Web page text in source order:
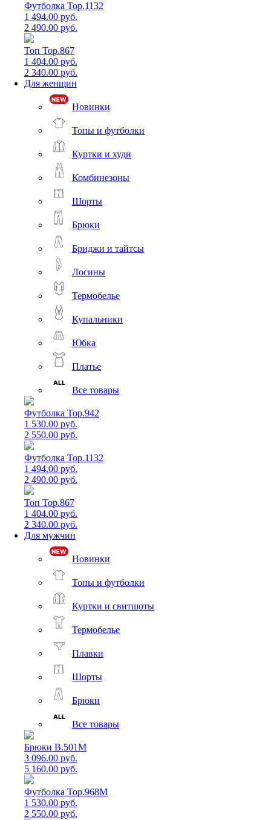
Футболка Top.1132
1 494.00 руб.
2 490.00 руб.
Топ Top.867
1 404.00 руб.
2 340.00 руб.
Для женщин
Новинки
Топы и футболки
Куртки и худи
Комбинезоны
Шорты
Брюки
Бриджи и тайтсы
Лосины
Термобелье
Купальники
Юбка
Платье
Все товары
Футболка Top.942
1 530.00 руб.
2 550.00 руб.
Футболка Top.1132
1 494.00 руб.
2 490.00 руб.
Топ Top.867
1 404.00 руб.
2 340.00 руб.
Для мужчин
Новинки
Топы и футболки
Куртки и свитшоты
Термобелье
Плавки
Шорты
Брюки
Все товары
Брюки B.501M
3 096.00 руб.
5 160.00 руб.
Футболка Top.968M
1 530.00 руб.
2 550.00 руб.